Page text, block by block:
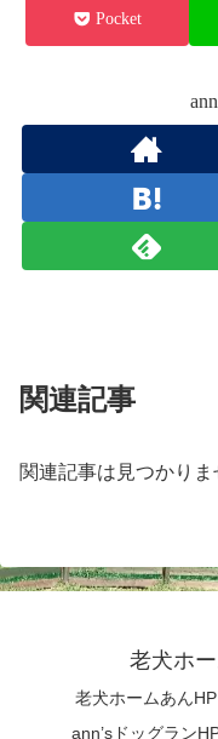
Pocket
関連記事
関連記事は見つかりま
老犬ホ
老犬ホームあんHP
ann’sドッグラン